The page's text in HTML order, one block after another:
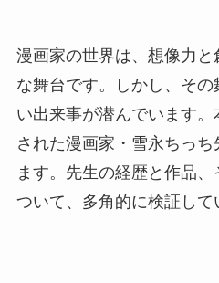
漫画家の世界は、想像力
な舞台です。しかし、そ
い出来事が潜んでいます
された漫画家・雪永ちっ
ます。先生の経歴と作品
ついて、多角的に検証して